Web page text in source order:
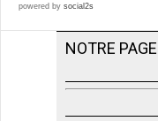
powered by social2s
NOTRE